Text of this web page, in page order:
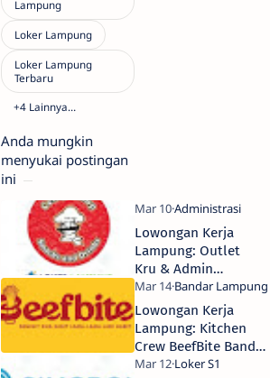
Anda mungkin
menyukai postingan
ini
Lowongan Kerja
Lampung: Outlet
Kru & Admin
Celup Celup
Snacks 2026
Lowongan Kerja
Lampung: Kitchen
Crew BeefBite Bandar
Lampung